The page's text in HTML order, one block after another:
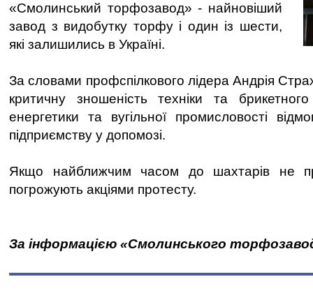
«Смолинський торфозавод» - найновіший
завод з видобутку торфу і один із шести,
які залишились в Україні.
За словами профспілкового лідера Андрія
критичну зношеність техніки та
енергетики та вугільної промисловості
підприємству у допомозі.
Якщо найближчим часом до шахтарів не
погрожують акціями протесту.
За інформацією «Смолинського